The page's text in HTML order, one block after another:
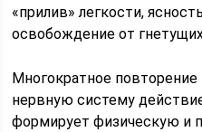
«прилив» легкости,
освобождение от
Многократное
нервную систему
формирует физическую и